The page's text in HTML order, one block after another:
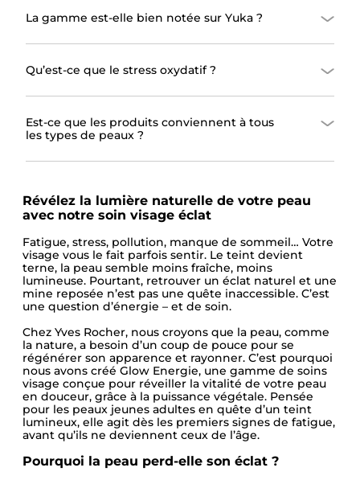
La gamme est-elle bien notée sur Yuka ?
Qu’est-ce que le stress oxydatif ?
Est-ce que les produits conviennent à tous
les types de peaux ?
Révélez la lumière naturelle de votre peau
avec notre soin visage éclat
Fatigue, stress, pollution, manque de sommeil… Votre
visage vous le fait parfois sentir. Le teint devient
terne, la peau semble moins fraîche, moins
lumineuse. Pourtant, retrouver un éclat naturel et une
mine reposée n’est pas une quête inaccessible. C’est
une question d’énergie – et de soin.
Chez Yves Rocher, nous croyons que la peau, comme
la nature, a besoin d’un coup de pouce pour se
régénérer son apparence et rayonner. C’est pourquoi
nous avons créé Glow Energie, une gamme de soins
visage conçue pour réveiller la vitalité de votre peau
en douceur, grâce à la puissance végétale. Pensée
pour les peaux jeunes adultes en quête d’un teint
lumineux, elle agit dès les premiers signes de fatigue,
avant qu’ils ne deviennent ceux de l’âge.
Pourquoi la peau perd-elle son éclat ?